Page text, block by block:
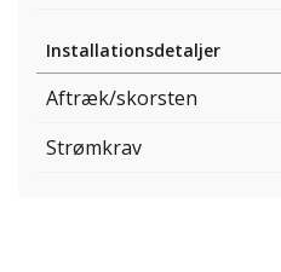
Installationsdetaljer
Aftræk/skorsten
Strømkrav